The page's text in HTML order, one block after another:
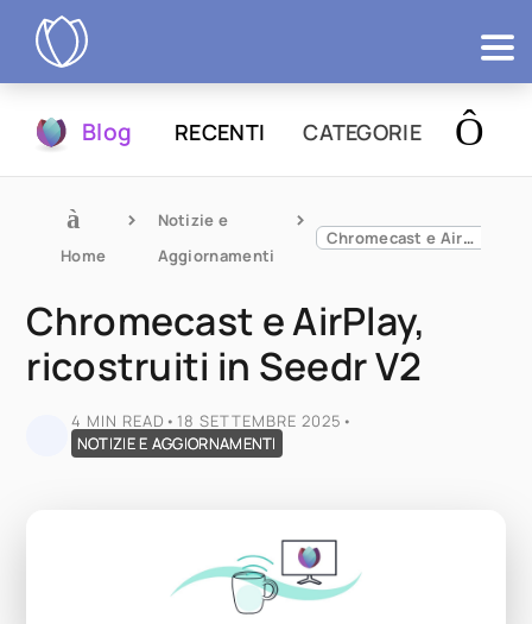
Prova
Blog RECENTI CATEGORIE
Home
Notizie e
Aggiornamenti
Chromecast e AirPlay, ricostruiti in Seedr V2
Chromecast e AirPlay,
ricostruiti in Seedr V2
4 MIN READ • 18 SETTEMBRE 2025 •
NOTIZIE E AGGIORNAMENTI